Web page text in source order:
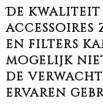
De kwaliteit
en filters
mogelijk
de
ervaren